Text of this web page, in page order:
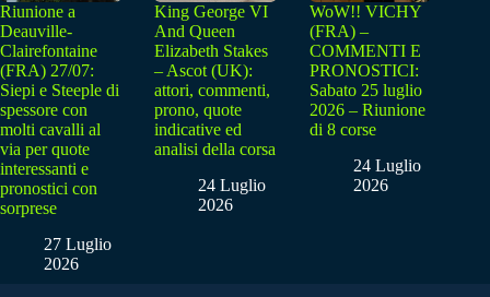
Riunione a
Deauville-
Clairefontaine
(FRA) 27/07:
Siepi e Steeple di
spessore con
molti cavalli al
via per quote
interessanti e
pronostici con
sorprese
27 Luglio
2026
King George VI
And Queen
Elizabeth Stakes
– Ascot (UK):
attori, commenti,
prono, quote
indicative ed
analisi della corsa
24 Luglio
2026
WoW!! VICHY
(FRA) –
COMMENTI E
PRONOSTICI:
Sabato 25 luglio
2026 – Riunione
di 8 corse
24 Luglio
2026